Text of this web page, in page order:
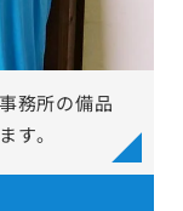
務所の備品
す。